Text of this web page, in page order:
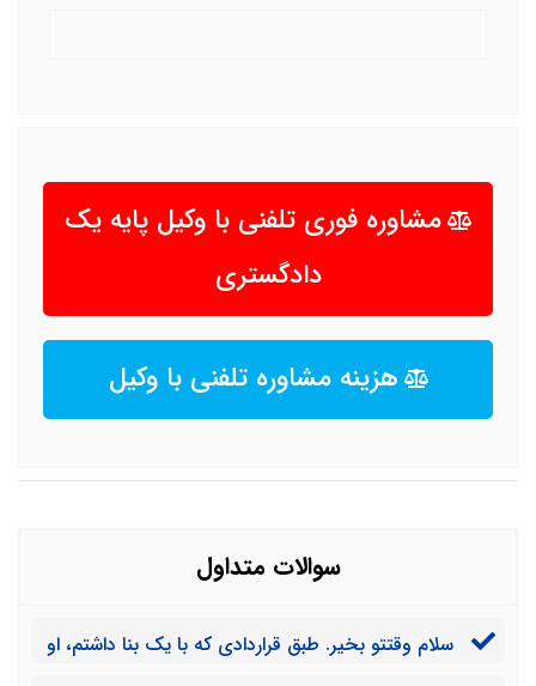
مشاوره فوری تلفنی با وکیل پایه یک
دادگستری
هزینه مشاوره تلفنی با وکیل
سوالات متداول
سلام وقتتو بخیر. طبق قراردادی که با یک بنا داشتم، او